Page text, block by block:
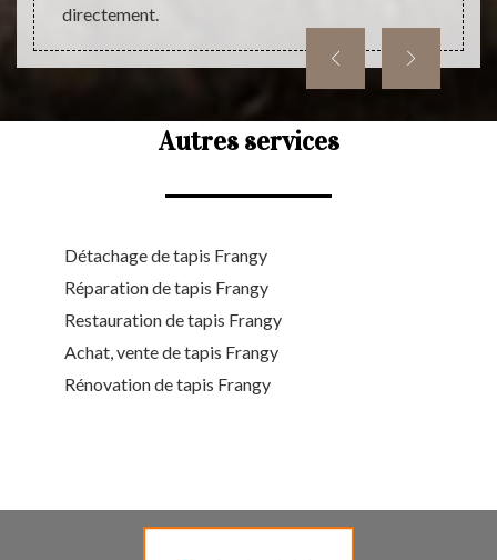
directement.
Autres services
Détachage de tapis Frangy
Réparation de tapis Frangy
Restauration de tapis Frangy
Achat, vente de tapis Frangy
Rénovation de tapis Frangy